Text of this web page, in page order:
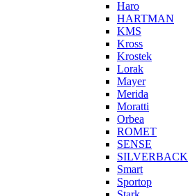
Haro
HARTMAN
KMS
Kross
Krostek
Lorak
Mayer
Merida
Moratti
Orbea
ROMET
SENSE
SILVERBACK
Smart
Sportop